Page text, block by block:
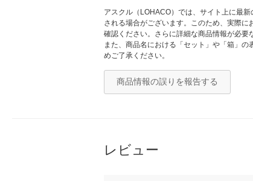
アスクル（LOHACO）では、サイト上に最
される場合がございます。このため、実際
確認ください。さらに詳細な商品情報が必要
また、商品名における「セット」や「箱」
めご了承ください。
商品情報の誤りを報告する
レビュー